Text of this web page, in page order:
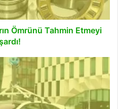
Ömrünü Tahmin Etmeyi